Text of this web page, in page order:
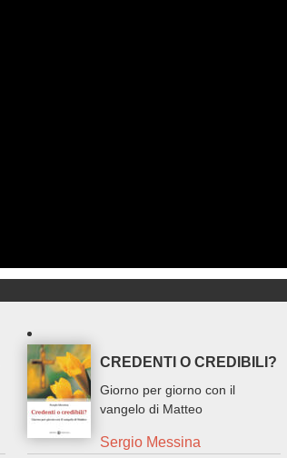
CREDENTI O CREDIBILI?
Giorno per giorno con il
vangelo di Matteo
Sergio Messina